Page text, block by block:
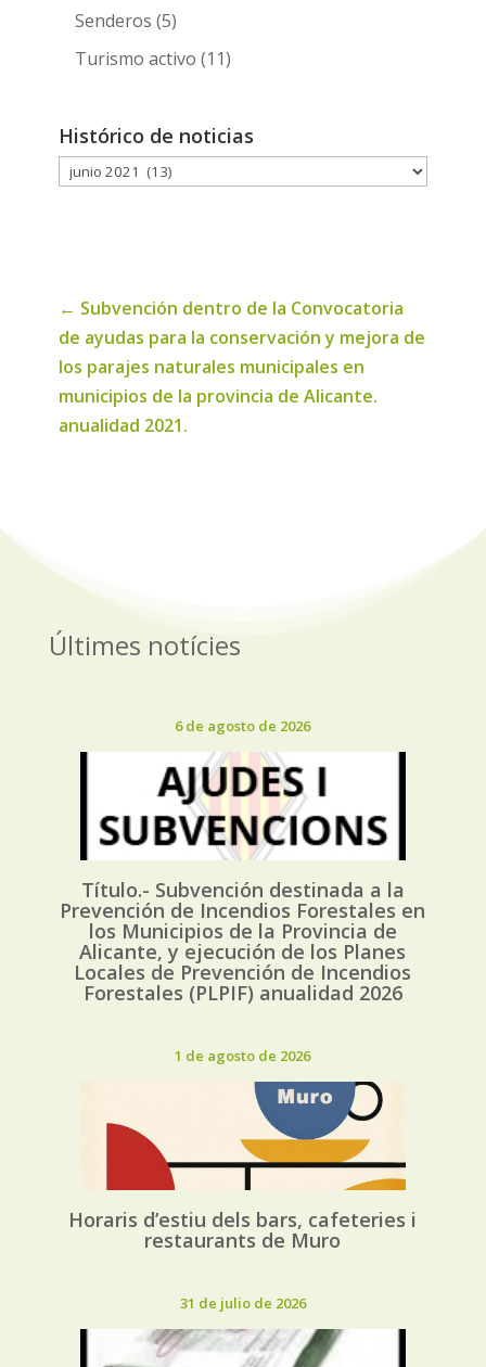
Senderos (5)
Turismo activo (11)
Histórico de noticias
Histórico
← Subvención dentro de la Convocatoria
de ayudas para la conservación y mejora de
los parajes naturales municipales en
municipios de la provincia de Alicante.
anualidad 2021.
Últimes notícies
6 de agosto de 2026
Título.- Subvención destinada a la
Prevención de Incendios Forestales en
los Municipios de la Provincia de
Alicante, y ejecución de los Planes
Locales de Prevención de Incendios
Forestales (PLPIF) anualidad 2026
1 de agosto de 2026
Horaris d’estiu dels bars, cafeteries i
restaurants de Muro
31 de julio de 2026